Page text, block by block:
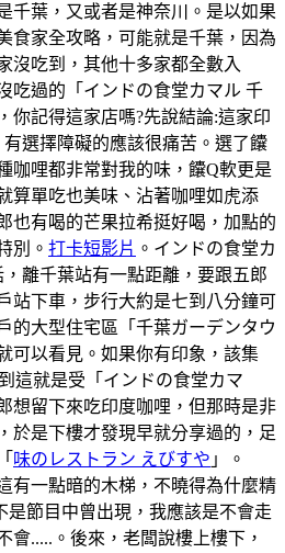
千葉，又或者是神奈川。是以如果
食家全攻略，可能就是千葉，因為
沒吃到，其他十多家都全數入
吃過的「インドの食堂カマル 千
你記得這家店嗎?先說結論:這家印
選擇障礙的應該很痛苦。選了饢
咖哩都非常對我的味，饢Q軟更是
算單吃也美味、沾著咖哩如虎添
也有喝的芒果拉希挺好喝，加點的
別。 打卡短影片 。インドの食堂カ
離千葉站有一點距離，要跟五郎
站下車，步行大約是七到八分鐘可
的大型住宅區「千葉ガーデンタウ
可以看見。如果你有印象，該集
這就是受「インドの食堂カマ
想留下來吃印度咖哩，但那時是非
於是下樓才發現早就分享過的，足
味のレストラン えびすや 」。
有一點暗的木梯，不曉得為什麼精
是節目中曾出現，我應該是不會走
會.....。後來，老闆說樓上樓下，